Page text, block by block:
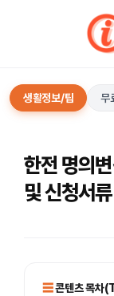
생활정보/팁 무
한전 명의
및 신청서
콘텐츠 목